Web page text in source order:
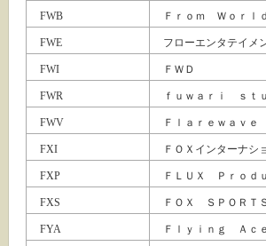
FWB Ｆｒｏｍ Ｗｏｒｌ
FWE フローエンタテイメ
FWI ＦＷＤ
FWR ｆｕｗａｒｉ ｓｔ
FWV Ｆｌａｒｅｗａｖ
FXI ＦＯＸインターナシ
FXP ＦＬＵＸ Ｐｒｏｄ
FXS ＦＯＸ ＳＰＯＲＴ
FYA Ｆｌｙｉｎｇ Ａｃｅ